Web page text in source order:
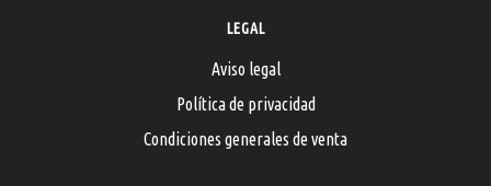
LEGAL
Aviso legal
Política de privacidad
Condiciones generales de venta